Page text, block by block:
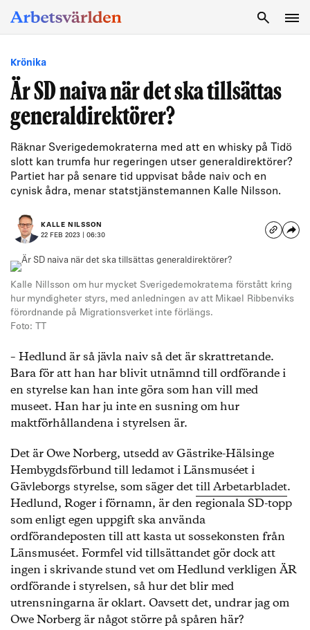
Krönika
Är SD naiva när det ska tillsättas
generaldirektörer?
Räknar Sverigedemokraterna med att en whisky på Tidö
slott kan trumfa hur regeringen utser generaldirektörer?
Partiet har på senare tid uppvisat både naiv och en
cynisk ådra, menar statstjänstemannen Kalle Nilsson.
KALLE NILSSON
22 FEB 2023 | 06:30
Kalle Nillsson om hur mycket Sverigedemokraterna förstått kring
hur myndigheter styrs, med anledningen av att Mikael Ribbenviks
förordnande på Migrationsverket inte förlängs.
Foto: TT
– Hedlund är så jävla naiv så det är skrattretande.
Bara för att han har blivit utnämnd till ordförande i
en styrelse kan han inte göra som han vill med
museet. Han har ju inte en susning om hur
maktförhållandena i styrelsen är.
Det är Owe Norberg, utsedd av Gästrike-Hälsinge
Hembygdsförbund till ledamot i Länsmuséet i
Gävleborgs styrelse, som säger dettill Arbetarbladet.
Hedlund, Roger i förnamn, är den regionala SD-topp
som enligt egen uppgift ska använda
ordförandeposten till att kasta ut sossekonsten från
Länsmuséet. Formfel vid tillsättandet gör dock att
ingen i skrivande stund vet om Hedlund verkligen ÄR
ordförande i styrelsen, så hur det blir med
utrensningarna är oklart. Oavsett det, undrar jag om
Owe Norberg är något större på spåren här?